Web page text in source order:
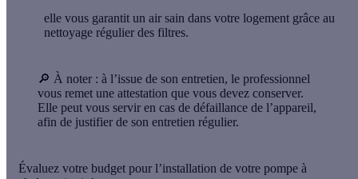
elle vous garantit un air sain dans votre logement grâce au
nettoyage régulier des filtres.
🔎 À noter : à l’issue de son entretien, le professionnel
vous remet une attestation que vous devez conserver.
Elle peut vous servir en cas de défaillance de l’appareil,
afin de justifier de son entretien régulier.
Évaluez votre budget pour l’installation de votre pompe à